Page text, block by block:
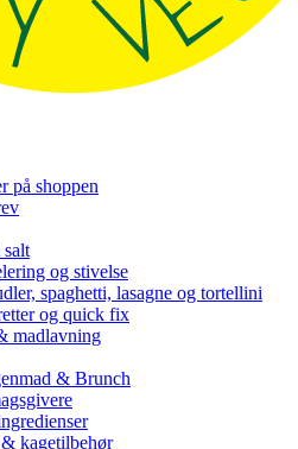
på shoppen
og stivelse
spaghetti, lasagne og tortellini
og quick fix
madlavning
& Brunch
& kagetilbehør